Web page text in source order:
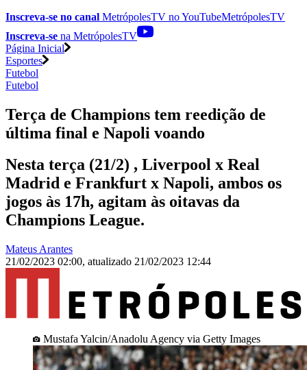
Inscreva-se no canal MetrópolesTV noYouTubeMetrópolesTV
Inscreva-se na MetrópolesTV
Página Inicial
Esportes
Futebol
Futebol
Terça de Champions tem reedição de
última final e Napoli voando
Nesta terça (21/2) , Liverpool x Real
Madrid e Frankfurt x Napoli, ambos os
jogos às 17h, agitam às oitavas da
Champions League.
Mateus Arantes
21/02/2023 02:00, atualizado 21/02/2023 12:44
Mustafa Yalcin/Anadolu Agency via Getty Images